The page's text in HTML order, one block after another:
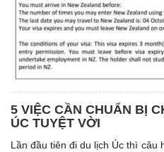
5 VIỆC CẦN CHUẨN BỊ
ÚC TUYỆT VỜI
Lần đầu tiên đi du lịch Úc thì câu